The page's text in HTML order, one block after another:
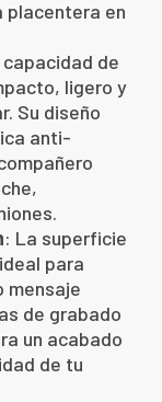
placentera en
capacidad de
ligero y
Su diseño
anti-
: La superficie
para
mensaje
de grabado
un acabado
de tu